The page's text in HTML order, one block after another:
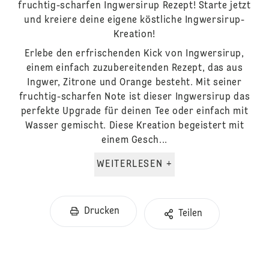
fruchtig-scharfen Ingwersirup Rezept! Starte jetzt
und kreiere deine eigene köstliche Ingwersirup-
Kreation!
Erlebe den erfrischenden Kick von Ingwersirup,
einem einfach zuzubereitenden Rezept, das aus
Ingwer, Zitrone und Orange besteht. Mit seiner
fruchtig-scharfen Note ist dieser Ingwersirup das
perfekte Upgrade für deinen Tee oder einfach mit
Wasser gemischt. Diese Kreation begeistert mit
einem Gesch...
WEITERLESEN +
Drucken Teilen